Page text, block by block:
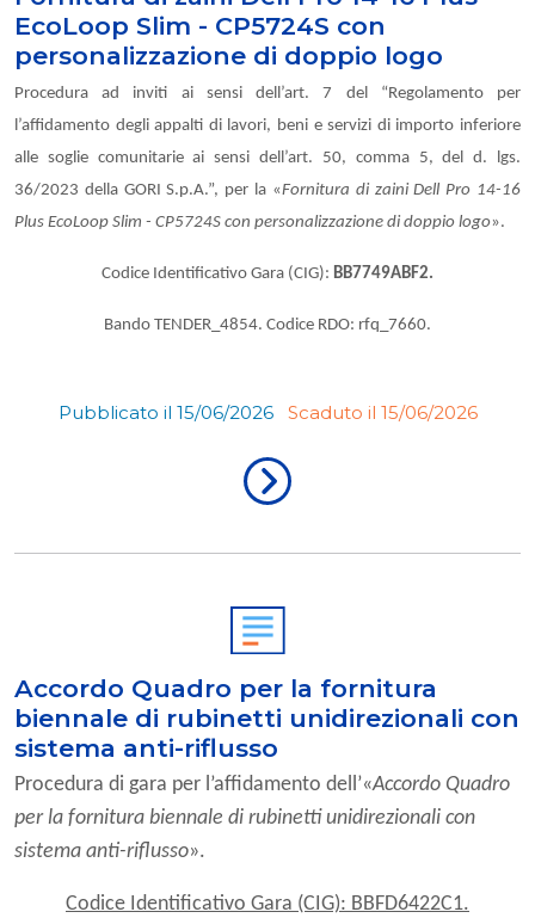
EcoLoop Slim - CP5724S con
personalizzazione di doppio logo
Procedura ad inviti ai sensi dell’art. 7 del “Regolamento per
l’affidamento degli appalti di lavori, beni e servizi di importo inferiore
alle soglie comunitarie ai sensi dell’art. 50, comma 5, del d. lgs.
36/2023 della GORI S.p.A.”, per la «Fornitura di zaini Dell Pro 14-16
Plus EcoLoop Slim - CP5724S con personalizzazione di doppio logo».
Codice Identificativo Gara (CIG): BB7749ABF2.
Bando TENDER_4854. Codice RDO: rfq_7660.
Pubblicato il 15/06/2026 Scaduto il 15/06/2026
Accordo Quadro per la fornitura
biennale di rubinetti unidirezionali con
sistema anti-riflusso
Procedura di gara per l’affidamento dell’«Accordo Quadro
per la fornitura biennale di rubinetti unidirezionali con
sistema anti-riflusso».
Codice Identificativo Gara (CIG): BBFD6422C1.